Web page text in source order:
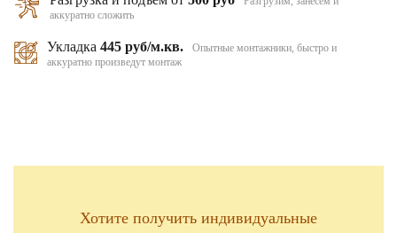
аккуратно сложить
Укладка 445 руб/м.кв.
Опытные монтажники, быстро и
аккуратно произведут монтаж
Хотите получить индивидуальные